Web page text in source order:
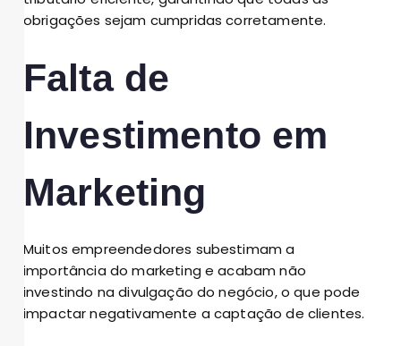
obrigações sejam cumpridas corretamente.
Falta de
Investimento em
Marketing
Muitos empreendedores subestimam a
importância do marketing e acabam não
investindo na divulgação do negócio, o que pode
impactar negativamente a captação de clientes.